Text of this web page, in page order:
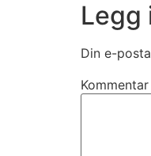
Legg
Din e-
Kommentar